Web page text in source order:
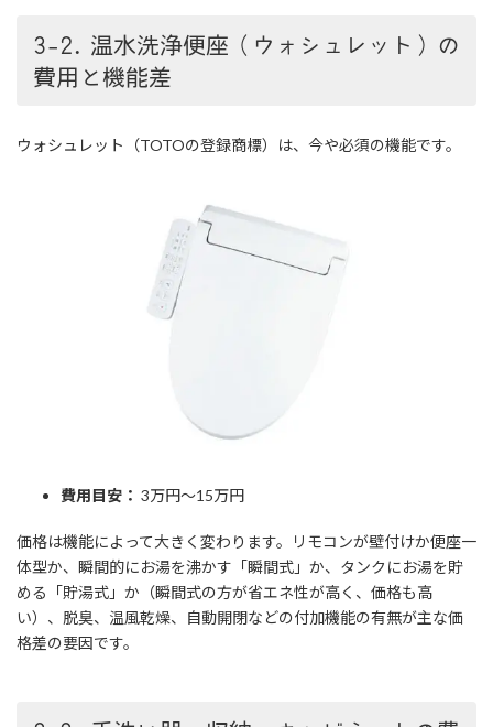
3-2. 温水洗浄便座（ウォシュレット）の
費用と機能差
ウォシュレット（TOTOの登録商標）は、今や必須の機能です。
費用目安： 3万円～15万円
価格は機能によって大きく変わります。リモコンが壁付けか便座一
体型か、瞬間的にお湯を沸かす「瞬間式」か、タンクにお湯を貯
める「貯湯式」か（瞬間式の方が省エネ性が高く、価格も高
い）、脱臭、温風乾燥、自動開閉などの付加機能の有無が主な価
格差の要因です。